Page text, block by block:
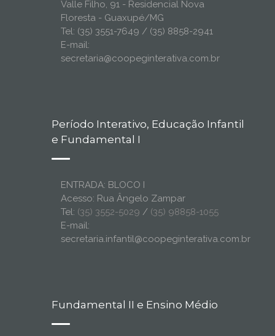
Valle Filho, 91 - Residencial Nova
Floresta - Guaxupé/MG
Tel: (35) 3551-7649 / (35) 8858-2941
E-mail:
secretaria@coopeginterativa.com.br
Período Interativo, Educação Infantil
e Fundamental I
ENTRADA: BLOCO I
Acesso: Rua Ângelo Zampar
Tel: (35) 3552-5029 / (35) 98858-1055
E-mail:
secretaria.infantil@coopeginterativa.com.br
Fundamental II e Ensino Médio